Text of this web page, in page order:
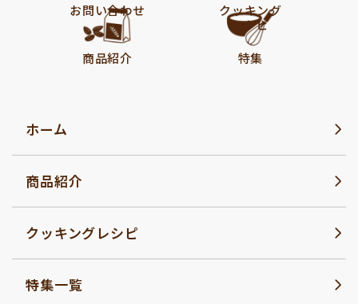
お問い合わせ
クッキング
レシピ
商品紹介
特集
ホーム
商品紹介
クッキングレシピ
特集一覧